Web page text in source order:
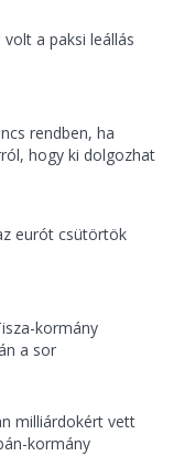
a paksi leállás
rendben, ha
hogy ki dolgozhat
eurót csütörtök
kormány
a sor
milliárdokért vett
kormány